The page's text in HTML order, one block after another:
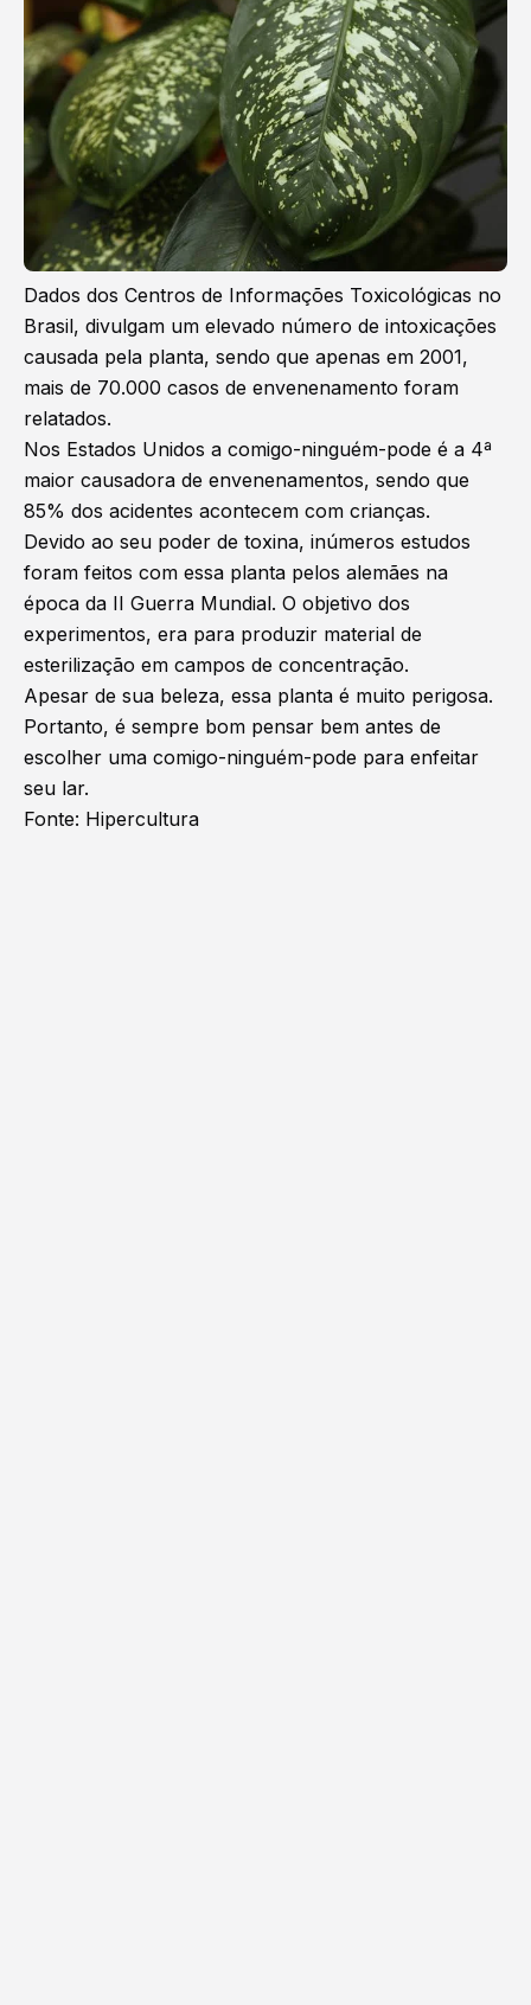
Dados dos Centros de Informações Toxicológicas no
Brasil, divulgam um elevado número de intoxicações
causada pela planta, sendo que apenas em 2001,
mais de 70.000 casos de envenenamento foram
relatados.
Nos Estados Unidos a comigo-ninguém-pode é a 4ª
maior causadora de envenenamentos, sendo que
85% dos acidentes acontecem com crianças.
Devido ao seu poder de toxina, inúmeros estudos
foram feitos com essa planta pelos alemães na
época da II Guerra Mundial. O objetivo dos
experimentos, era para produzir material de
esterilização em campos de concentração.
Apesar de sua beleza, essa planta é muito perigosa.
Portanto, é sempre bom pensar bem antes de
escolher uma comigo-ninguém-pode para enfeitar
seu lar.
Fonte: Hipercultura